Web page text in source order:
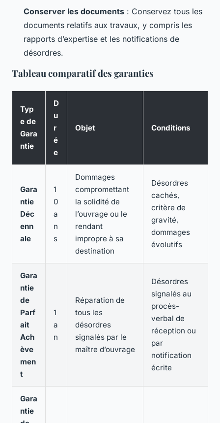
Conserver les documents : Conservez tous les
documents relatifs aux travaux, y compris les
rapports d’expertise et les notifications de
désordres.
Tableau comparatif des garanties
Typ
e de
Gara
ntie
D
u
r
é
e
Objet Conditions
Gara
ntie
Déc
enn
ale
1
0
a
n
s
Dommages
compromettant
la solidité de
l’ouvrage ou le
rendant
impropre à sa
destination
Désordres
cachés,
critère de
gravité,
dommages
évolutifs
Gara
ntie
de
Parf
ait
Ach
ève
men
t
1
a
n
Réparation de
tous les
désordres
signalés par le
maître d’ouvrage
Désordres
signalés au
procès-
verbal de
réception ou
par
notification
écrite
Gara
ntie